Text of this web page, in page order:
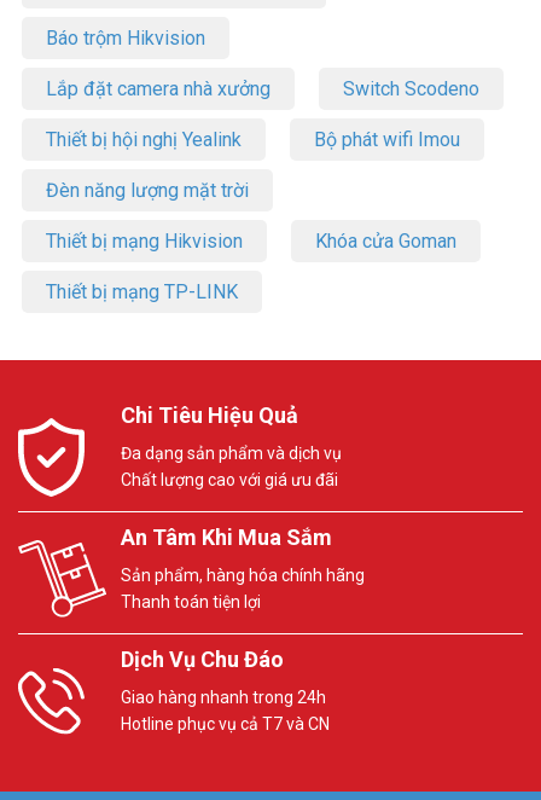
Báo trộm Hikvision
Lắp đặt camera nhà xưởng Switch Scodeno
Thiết bị hội nghị Yealink Bộ phát wifi Imou
Đèn năng lượng mặt trời
Thiết bị mạng Hikvision Khóa cửa Goman
Thiết bị mạng TP-LINK
Chi Tiêu Hiệu Quả
Đa dạng sản phẩm và dịch vụ
Chất lượng cao với giá ưu đãi
An Tâm Khi Mua Sắm
Sản phẩm, hàng hóa chính hãng
Thanh toán tiện lợi
Dịch Vụ Chu Đáo
Giao hàng nhanh trong 24h
Hotline phục vụ cả T7 và CN